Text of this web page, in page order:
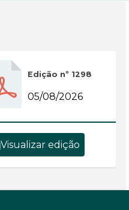
Edição nº 1298
05/08/2026
Visualizar edição